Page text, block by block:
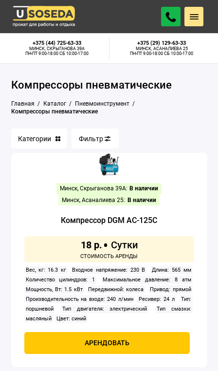
+375 (44) 725-63-33
МИНСК, СКРЫГАНОВА 39А
ПН-ПТ 9:00-18:00 СБ 10:00-17:00
+375 (29) 129-63-33
МИНСК, АСАНАЛИЕВА 25
ПН-ПТ 9:00-18:00 СБ 10:00-17:00
Компрессоры пневматические
Главная Каталог
Пневмоинструмент
Компрессоры пневматические
Гвоздезабивательные пистолеты
Компрессоры пневматические
Краскопульты
Нейлеры
Категории Фильтр
Минск, Скрыганова 39А: В наличии
Минск, Асаналиева 25: В наличии
Компрессор DGM AC-125C
18 р.
Вес, кг: 16.3 кг Входное напряжение: 230 В
Длина: 565 мм
Количество цилиндров: 1
Максимальное давление: 8 атм
Мощность, Вт: 1.5 кВт
Передвижной: колеса
Привод: прямой
Производительность на входе: 240 л/мин
Ресивер: 24 л
Тип:
поршневой
Тип двигателя: электрический
Тип смазки:
масляный
Цвет: синий
АРЕНДОВАТЬ